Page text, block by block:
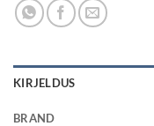
KIRJELDUS
BRAND